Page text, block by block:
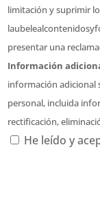
limitación y suprimir
presentar una
Información
información adicional
personal, incluida
rectificación,
He leído y